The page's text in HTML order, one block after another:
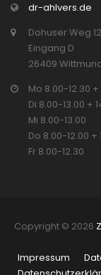
dr-ahlvers.de
Dohuser Weg
Eingang D
26409
Mo 8.00-12.30 +
Di 8.00-13.00 +
Mi 8.00-13.00
Do 8.00-12.00 +
Fr 8.00-12.30
Copyright © 2026
Impressum